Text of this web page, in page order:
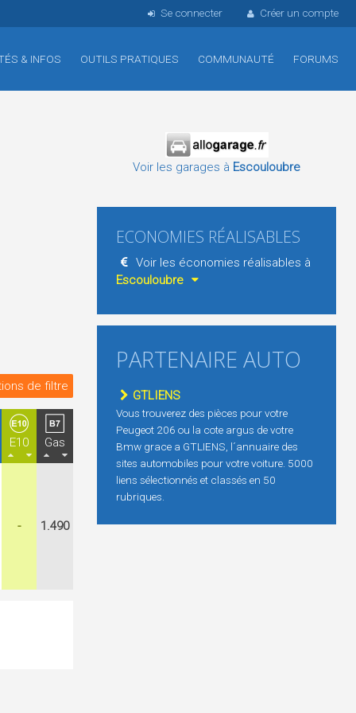
Se connecter Créer un compte
& INFOS OUTILS PRATIQUES COMMUNAUTÉ FORUMS
de filtre
E10
Gas
- 1.490
Voir les garages à Escouloubre
ECONOMIES RÉALISABLES
Voir les économies réalisables à
Escouloubre
PARTENAIRE AUTO
GTLIENS
Vous trouverez des pièces pour votre
Peugeot 206 ou la cote argus de votre
Bmw grace a GTLIENS, l´annuaire des
sites automobiles pour votre voiture. 5000
liens sélectionnés et classés en 50
rubriques.